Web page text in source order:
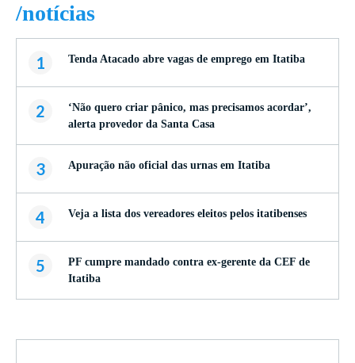
/notícias
1 Tenda Atacado abre vagas de emprego em Itatiba
2
‘Não quero criar pânico, mas precisamos acordar’,
alerta provedor da Santa Casa
3 Apuração não oficial das urnas em Itatiba
4 Veja a lista dos vereadores eleitos pelos itatibenses
5
PF cumpre mandado contra ex-gerente da CEF de
Itatiba